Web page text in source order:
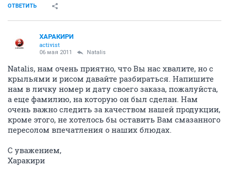
ОТВЕТИТЬ
ХАРАКИРИ
activist
06 мая 2011 Natalis
Natalis, нам очень приятно, что Вы нас хвалите, но с
крыльями и рисом давайте разбираться. Напишите
нам в личку номер и дату своего заказа, пожалуйста,
а еще фамилию, на которую он был сделан. Нам
очень важно следить за качеством нашей продукции,
кроме этого, не хотелось бы оставить Вам смазанного
пересолом впечатления о наших блюдах.
С уважением,
Харакири